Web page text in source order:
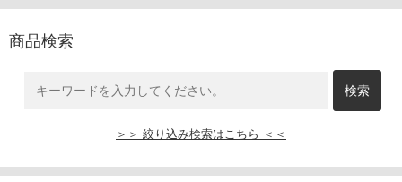
商品検索
＞＞ 絞り込み検索はこちら ＜＜